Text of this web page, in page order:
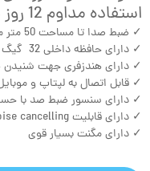
استفاده مداوم 12 روز شارژدهی
✓ ضبط صدا تا مساحت 50 متر مربع شنود صدا
✓ دارای حافظه داخلی 32 گیگ
✓ دارای هندزفری جهت شنیدن
✓ قابل اتصال به لپتاپ و
✓ دارای سنسور ضبط صد با
✓ دارای قابلیت noise cancelling
✓ دارای مگنت بسیار قوی